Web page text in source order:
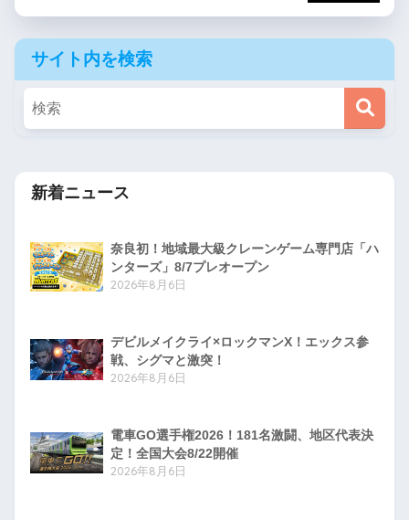
サイト内を検索
新着ニュース
奈良初！地域最大級クレーンゲーム専門店「ハ
ンターズ」8/7プレオープン
2026年8月6日
デビルメイクライ×ロックマンX！エックス参
戦、シグマと激突！
2026年8月6日
電車GO選手権2026！181名激闘、地区代表決
定！全国大会8/22開催
2026年8月6日